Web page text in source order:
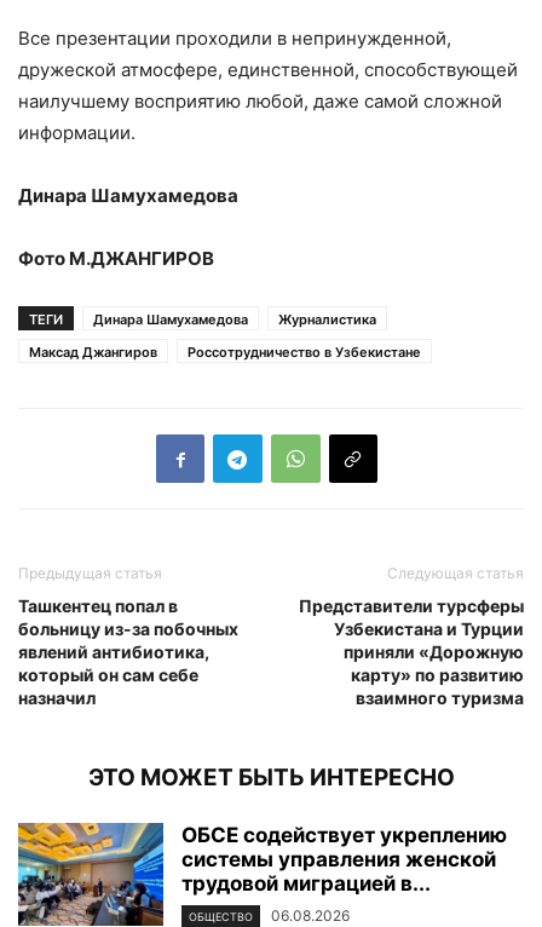
Все презентации проходили в непринужденной,
дружеской атмосфере, единственной, способствующей
наилучшему восприятию любой, даже самой сложной
информации.
Динара Шамухамедова
Фото М.ДЖАНГИРОВ
ТЕГИ Динара Шамухамедова
Журналистика
Максад Джангиров
Россотрудничество в Узбекистане
Предыдущая статья
Ташкентец попал в
больницу из-за побочных
явлений антибиотика,
который он сам себе
назначил
Следующая статья
Представители турсферы
Узбекистана и Турции
приняли «Дорожную
карту» по развитию
взаимного туризма
ЭТО МОЖЕТ БЫТЬ ИНТЕРЕСНО
ОБСЕ содействует укреплению
системы управления женской
трудовой миграцией в...
ОБЩЕСТВО 06.08.2026